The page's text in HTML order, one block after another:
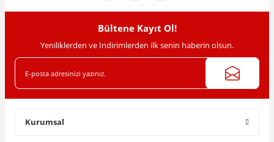
Gönder
Bültene Kayıt Ol!
Yeniliklerden ve İndirimlerden ilk senin haberin olsun.
Kurumsal